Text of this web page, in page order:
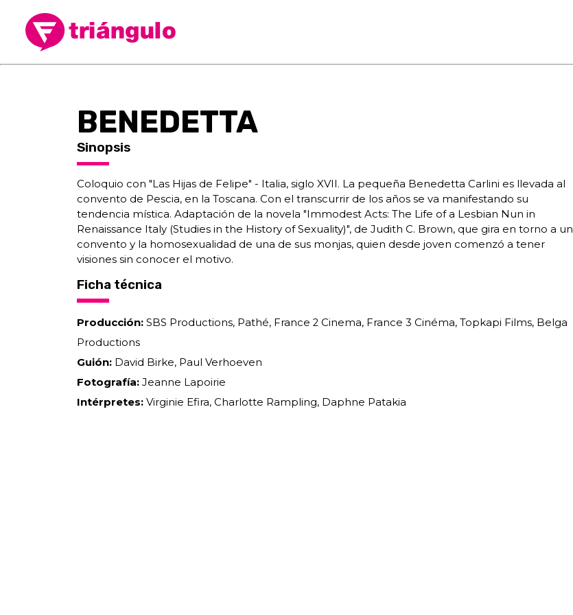
BENEDETTA
Sinopsis
Coloquio con "Las Hijas de Felipe" - Italia, siglo XVII. La pequeña Benedetta Carlini es llevada al
convento de Pescia, en la Toscana. Con el transcurrir de los años se va manifestando su
tendencia mística. Adaptación de la novela "Immodest Acts: The Life of a Lesbian Nun in
Renaissance Italy (Studies in the History of Sexuality)", de Judith C. Brown, que gira en torno a un
convento y la homosexualidad de una de sus monjas, quien desde joven comenzó a tener
visiones sin conocer el motivo.
Ficha técnica
Producción:SBS Productions, Pathé, France 2 Cinema, France 3 Cinéma, Topkapi Films, Belga
Productions
Guión:David Birke, Paul Verhoeven
Fotografía:Jeanne Lapoirie
Intérpretes:Virginie Efira, Charlotte Rampling, Daphne Patakia